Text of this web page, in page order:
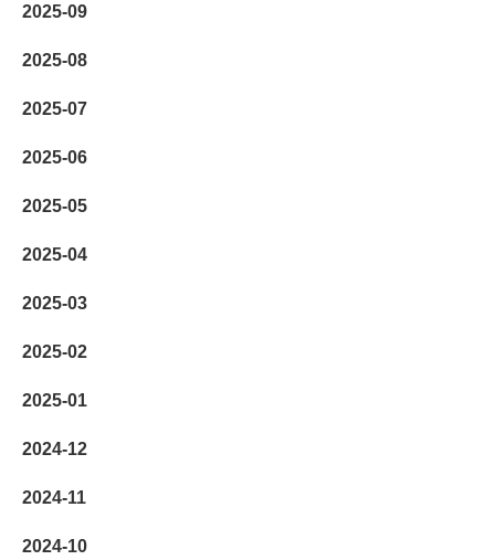
2025-09
2025-08
2025-07
2025-06
2025-05
2025-04
2025-03
2025-02
2025-01
2024-12
2024-11
2024-10